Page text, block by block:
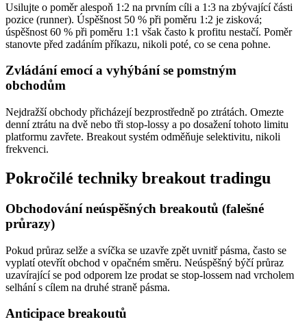
Usilujte o poměr alespoň 1:2 na prvním cíli a 1:3 na zbývající části
pozice (runner). Úspěšnost 50 % při poměru 1:2 je zisková;
úspěšnost 60 % při poměru 1:1 však často k profitu nestačí. Poměr
stanovte před zadáním příkazu, nikoli poté, co se cena pohne.
Zvládání emocí a vyhýbání se pomstným
obchodům
Nejdražší obchody přicházejí bezprostředně po ztrátách. Omezte
denní ztrátu na dvě nebo tři stop-lossy a po dosažení tohoto limitu
platformu zavřete. Breakout systém odměňuje selektivitu, nikoli
frekvenci.
Pokročilé techniky breakout tradingu
Obchodování neúspěšných breakoutů (falešné
průrazy)
Pokud průraz selže a svíčka se uzavře zpět uvnitř pásma, často se
vyplatí otevřít obchod v opačném směru. Neúspěšný býčí průraz
uzavírající se pod odporem lze prodat se stop-lossem nad vrcholem
selhání s cílem na druhé straně pásma.
Anticipace breakoutů